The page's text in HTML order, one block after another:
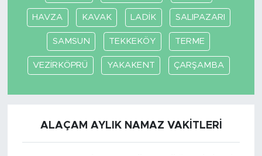
HAVZA KAVAK LADİK SALIPAZARI
SAMSUN TEKKEKÖY TERME
VEZİRKÖPRÜ YAKAKENT ÇARŞAMBA
ALAÇAM AYLIK NAMAZ VAKITLERI